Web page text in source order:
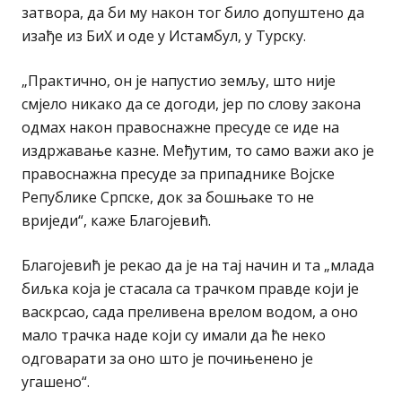
затвора, да би му након тог било допуштено да
изађе из БиХ и оде у Истамбул, у Турску.
„Практично, он је напустио земљу, што није
смјело никако да се догоди, јер по слову закона
одмах након правоснажне пресуде се иде на
издржавање казне. Међутим, то само важи ако је
правоснажна пресуде за припаднике Војске
Републике Српске, док за бошњаке то не
вриједи“, каже Благојевић.
Благојевић је рекао да је на тај начин и та „млада
биљка која је стасала са трачком правде који је
васкрсао, сада преливена врелом водом, а оно
мало трачка наде који су имали да ће неко
одговарати за оно што је почињенено је
угашено“.